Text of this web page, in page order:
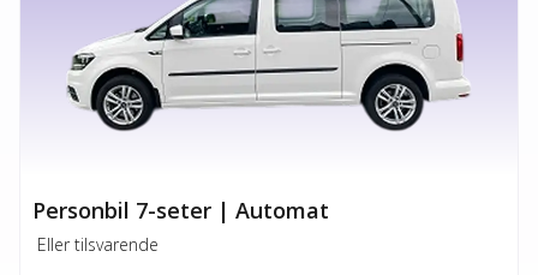
Personbil 7-seter | Automat
Eller tilsvarende